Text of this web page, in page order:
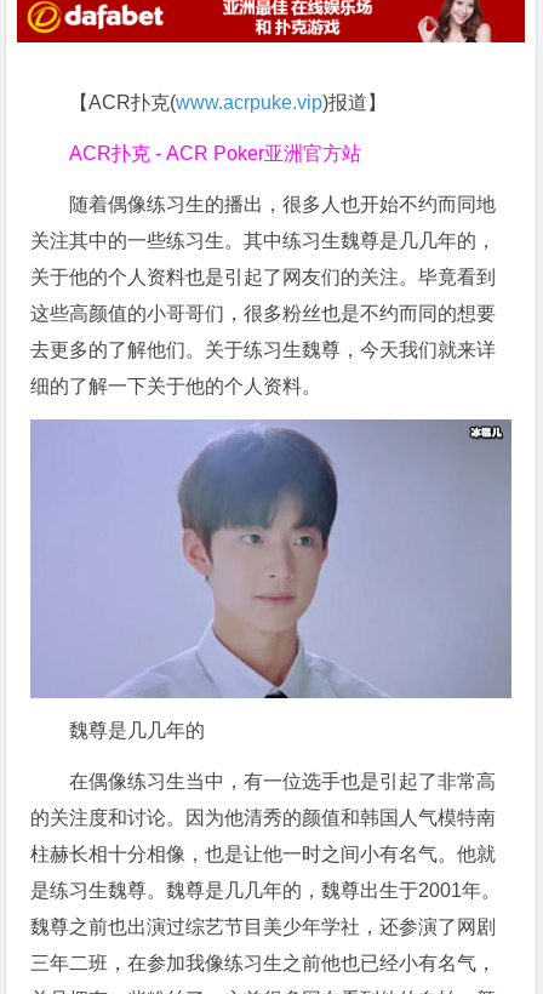
【ACR扑克(www.acrpuke.vip)报道】
ACR扑克 - ACR Poker亚洲官方站
随着偶像练习生的播出，很多人也开始不约而同地
关注其中的一些练习生。其中练习生魏尊是几几年的，
关于他的个人资料也是引起了网友们的关注。毕竟看到
这些高颜值的小哥哥们，很多粉丝也是不约而同的想要
去更多的了解他们。关于练习生魏尊，今天我们就来详
细的了解一下关于他的个人资料。
魏尊是几几年的
在偶像练习生当中，有一位选手也是引起了非常高
的关注度和讨论。因为他清秀的颜值和韩国人气模特南
柱赫长相十分相像，也是让他一时之间小有名气。他就
是练习生魏尊。魏尊是几几年的，魏尊出生于2001年。
魏尊之前也出演过综艺节目美少年学社，还参演了网剧
三年二班，在参加我像练习生之前他也已经小有名气，